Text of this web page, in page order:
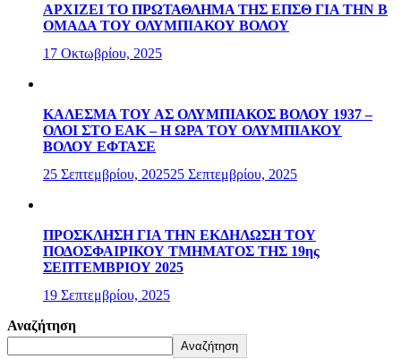
ΑΡΧΙΖΕΙ ΤΟ ΠΡΩΤΑΘΛΗΜΑ ΤΗΣ ΕΠΣΘ ΓΙΑ ΤΗΝ Β
ΟΜΑΔΑ ΤΟΥ ΟΛΥΜΠΙΑΚΟΥ ΒΟΛΟΥ
17 Οκτωβρίου, 2025
ΚΑΛΕΣΜΑ ΤΟΥ ΑΣ ΟΛΥΜΠΙΑΚΟΣ ΒΟΛΟΥ 1937 –
ΟΛΟΙ ΣΤΟ ΕΑΚ – Η ΩΡΑ ΤΟΥ ΟΛΥΜΠΙΑΚΟΥ
ΒΟΛΟΥ ΕΦΤΑΣΕ
25 Σεπτεμβρίου, 202525 Σεπτεμβρίου, 2025
ΠΡΟΣΚΛΗΣΗ ΓΙΑ ΤΗΝ ΕΚΔΗΛΩΣΗ ΤΟΥ
ΠΟΔΟΣΦΑΙΡΙΚΟΥ ΤΜΗΜΑΤΟΣ ΤΗΣ 19ης
ΣΕΠΤΕΜΒΡΙΟΥ 2025
19 Σεπτεμβρίου, 2025
Αναζήτηση
Αναζήτηση